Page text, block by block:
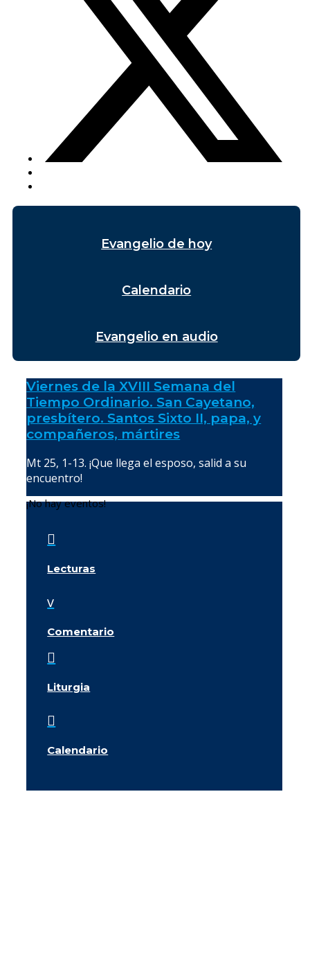
Evangelio de hoy
Calendario
Evangelio en audio
Viernes de la XVIII Semana del
Tiempo Ordinario. San Cayetano,
presbítero. Santos Sixto II, papa, y
compañeros, mártires
Mt 25, 1-13. ¡Que llega el esposo, salid a su
encuentro!
¡No hay eventos!

Lecturas
v
Comentario

Liturgia

Calendario